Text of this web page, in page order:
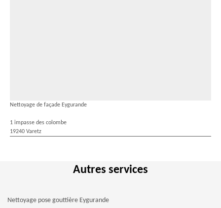
Nettoyage de façade Eygurande
1 impasse des colombe
19240 Varetz
Autres services
Nettoyage pose gouttière Eygurande